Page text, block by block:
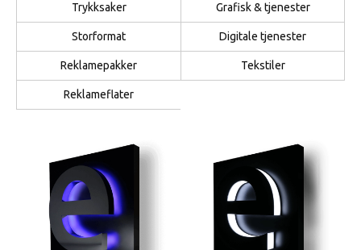
Trykksaker Grafisk & tjenester
Storformat Digitale tjenester
Reklamepakker Tekstiler
Reklameflater